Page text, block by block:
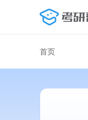
首页